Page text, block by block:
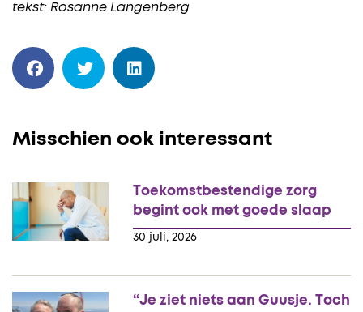
tekst: Rosanne Langenberg
Misschien ook interessant
30 juli, 2026
Toekomstbestendige zorg
begint ook met goede slaap
“Je ziet niets aan Guusje. Toch